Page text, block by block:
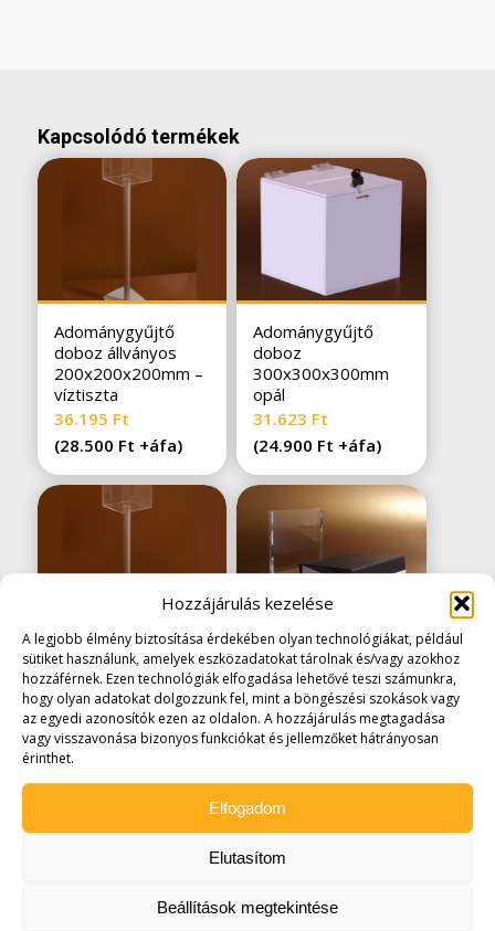
Hozzájárulás kezelése
A legjobb élmény biztosítása érdekében olyan technológiákat, például
sütiket használunk, amelyek eszközadatokat tárolnak és/vagy azokhoz
hozzáférnek. Ezen technológiák elfogadása lehetővé teszi számunkra,
hogy olyan adatokat dolgozzunk fel, mint a böngészési szokások vagy
az egyedi azonosítók ezen az oldalon. A hozzájárulás megtagadása
vagy visszavonása bizonyos funkciókat és jellemzőket hátrányosan
érinthet.
Elfogadom
Elutasítom
Beállítások megtekintése
Kapcsolódó termékek
Adománygyűjtő
doboz állványos
200x200x200mm –
víztiszta
36.195 Ft
(28.500 Ft +áfa)
Adománygyűjtő
doboz
300x300x300mm
opál
31.623 Ft
(24.900 Ft +áfa)
Adománygyűjtő
doboz állványos
300x300x300mm –
víztiszta
47.625Ft
Díszdoboz
158x158mm
6.604Ft (5.200Ft
+áfa)